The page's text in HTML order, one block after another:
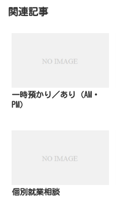
関連記事
一時預かり／あり（AM・
PM）
個別就業相談